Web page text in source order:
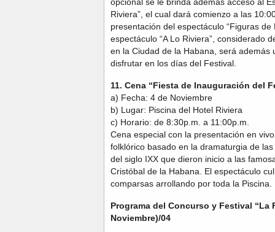
Riviera”, el cual dará comienzo a las
presentación del espectáculo “Figuras de
espectáculo “A Lo Riviera”, considerado
en la Ciudad de la Habana, será
disfrutar en los días del Festival.
11. Cena “Fiesta de Inauguración del
a) Fecha: 4 de Noviembre
b) Lugar: Piscina del Hotel Riviera
c) Horario: de 8:30p.m. a 11:00p.m.
Cena especial con la presentación en
folklórico basado en la dramaturgia de
del siglo IXX que dieron inicio a las
Cristóbal de la Habana. El espectáculo
comparsas arrollando por toda la Piscina.
Programa del Concurso y Festival “La
Noviembre)/04